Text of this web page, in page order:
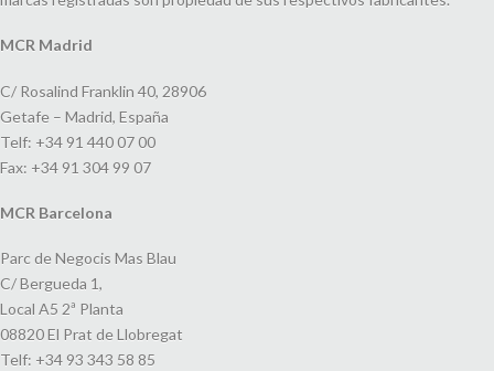
MCR Madrid
C/ Rosalind Franklin 40, 28906
Getafe – Madrid, España
Telf: +34 91 440 07 00
Fax: +34 91 304 99 07
MCR Barcelona
Parc de Negocis Mas Blau
C/ Bergueda 1,
Local A5 2ª Planta
08820 El Prat de Llobregat
Telf: +34 93 343 58 85